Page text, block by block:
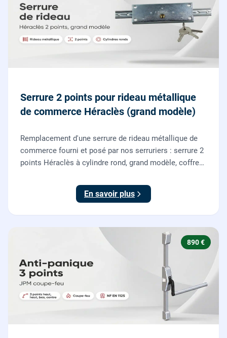
Serrure 2 points pour rideau métallique
de commerce Héraclès (grand modèle)
Remplacement d'une serrure de rideau métallique de
commerce fourni et posé par nos serruriers : serrure 2
points Héraclès à cylindre rond, grand modèle, coffre
des deux points de verrouillage.
En savoir plus
890 €